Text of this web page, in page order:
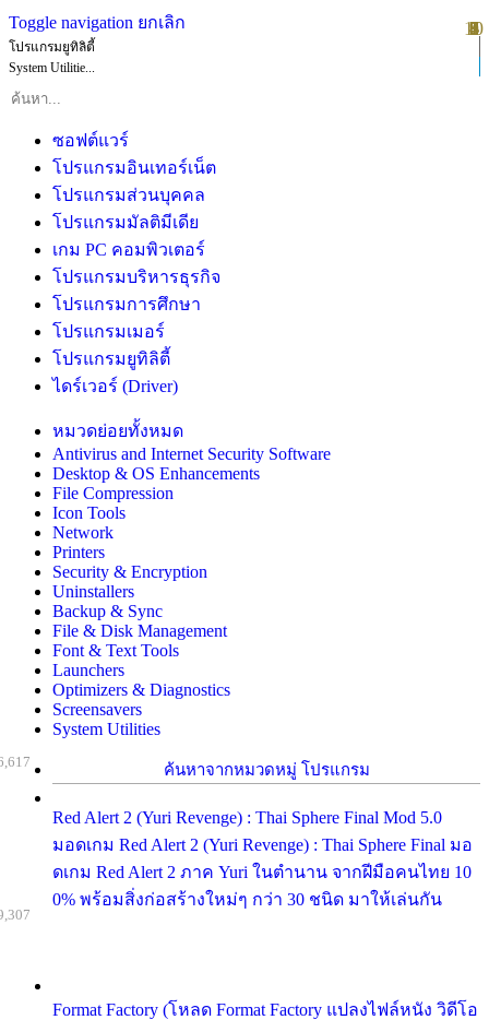
Toggle navigation ยกเลิก
โปรแกรมยูทิลิตี้
System Utilitie...
ซอฟต์แวร์
โปรแกรมอินเทอร์เน็ต
โปรแกรมส่วนบุคคล
โปรแกรมมัลติมีเดีย
เกม PC คอมพิวเตอร์
โปรแกรมบริหารธุรกิจ
โปรแกรมการศึกษา
โปรแกรมเมอร์
โปรแกรมยูทิลิตี้
ไดร์เวอร์ (Driver)
หมวดย่อยทั้งหมด
Antivirus and Internet Security Software
Desktop & OS Enhancements
File Compression
Icon Tools
Network
Printers
Security & Encryption
Uninstallers
Backup & Sync
File & Disk Management
Font & Text Tools
Launchers
Optimizers & Diagnostics
Screensavers
System Utilities
ค้นหาจากหมวดหมู่ โปรแกรม
Red Alert 2 (Yuri Revenge) : Thai Sphere Final Mod 5.0
มอดเกม Red Alert 2 (Yuri Revenge) : Thai Sphere Final มอ
ดเกม Red Alert 2 ภาค Yuri ในตำนาน จากฝีมือคนไทย 10
0% พร้อมสิ่งก่อสร้างใหม่ๆ กว่า 30 ชนิด มาให้เล่นกัน
Format Factory (โหลด Format Factory แปลงไฟล์หนัง วิดีโอ
1
2
3
4
5
6
7
8
9
10